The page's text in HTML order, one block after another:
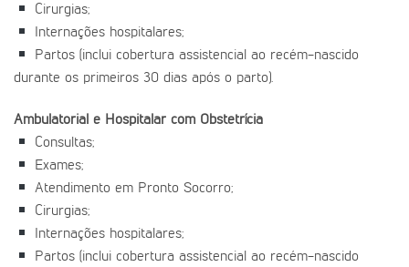
Cirurgias;
Internações hospitalares;
Partos (inclui cobertura assistencial ao recém-nascido
durante os primeiros 30 dias após o parto).
Ambulatorial e Hospitalar com Obstetrícia
Consultas;
Exames;
Atendimento em Pronto Socorro;
Cirurgias;
Internações hospitalares;
Partos (inclui cobertura assistencial ao recém-nascido